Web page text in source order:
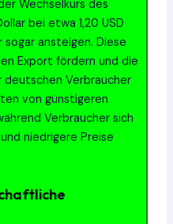
Wechselkurs des
bei etwa 1,20 USD
ansteigen. Diese
Export fördern und die
Verbraucher
von günstigeren
Verbraucher sich
niedrigere Preise